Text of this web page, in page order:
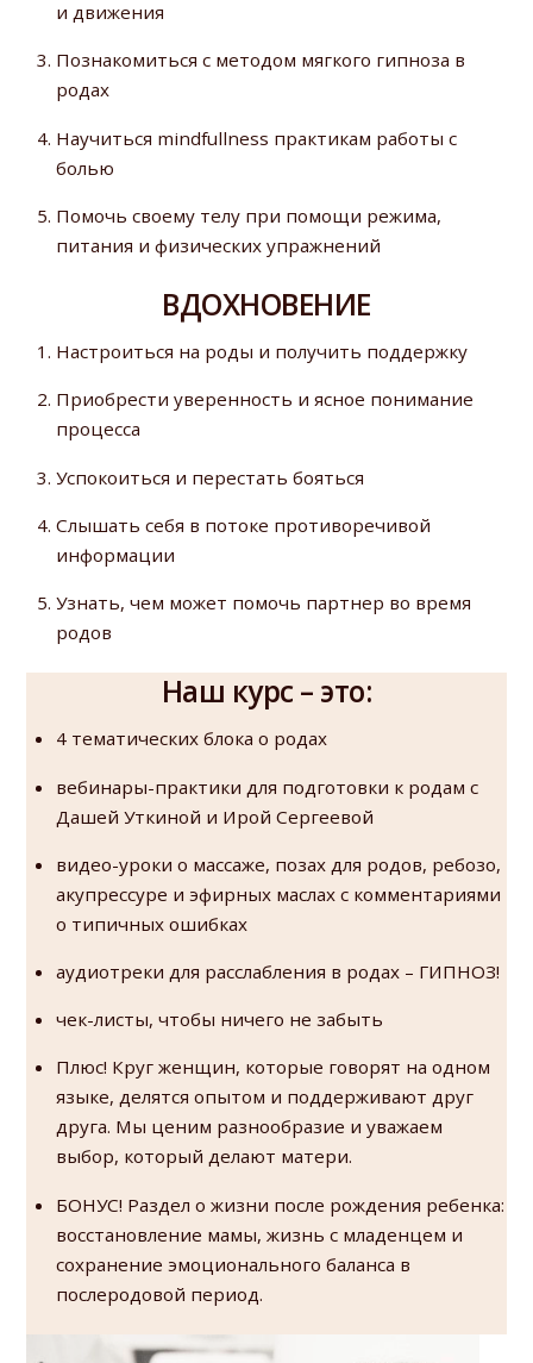
и движения
Познакомиться с методом мягкого гипноза в
родах
Научиться mindfullness практикам работы с
болью
Помочь своему телу при помощи режима,
питания и физических упражнений
ВДОХНОВЕНИЕ
Настроиться на роды и получить поддержку
Приобрести уверенность и ясное понимание
процесса
Успокоиться и перестать бояться
Слышать себя в потоке противоречивой
информации
Узнать, чем может помочь партнер во время
родов
Наш курс – это:
4 тематических блока о родах
вебинары-практики для подготовки к родам с
Дашей Уткиной и Ирой Сергеевой
видео-уроки о массаже, позах для родов, ребозо,
акупрессуре и эфирных маслах с комментариями
о типичных ошибках
аудиотреки для расслабления в родах – ГИПНОЗ!
чек-листы, чтобы ничего не забыть
Плюс! Круг женщин, которые говорят на одном
языке, делятся опытом и поддерживают друг
друга. Мы ценим разнообразие и уважаем
выбор, который делают матери.
БОНУС! Раздел о жизни после рождения ребенка:
восстановление мамы, жизнь с младенцем и
сохранение эмоционального баланса в
послеродовой период.